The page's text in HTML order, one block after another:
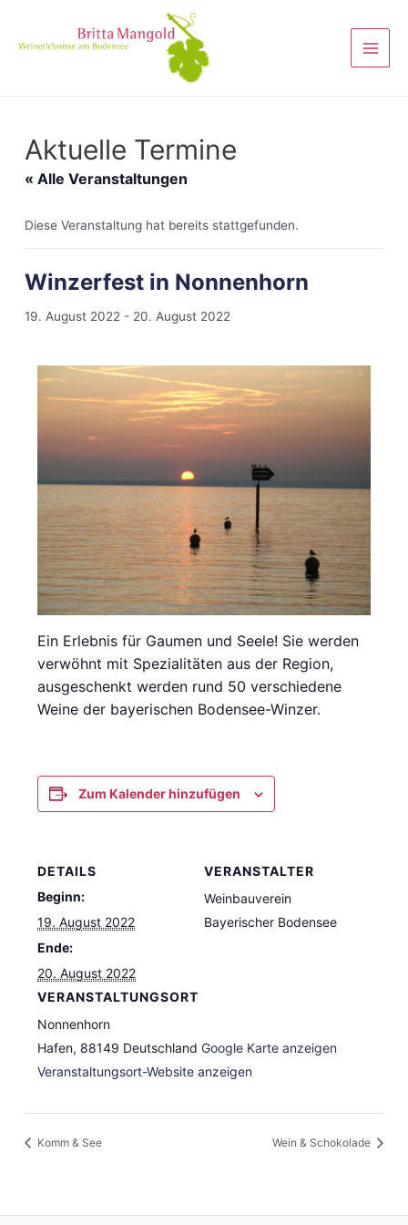
Aktuelle Termine
« Alle Veranstaltungen
Diese Veranstaltung hat bereits stattgefunden.
Winzerfest in Nonnenhorn
19. August 2022 - 20. August 2022
Ein Erlebnis für Gaumen und Seele! Sie werden
verwöhnt mit Spezialitäten aus der Region,
ausgeschenkt werden rund 50 verschiedene
Weine der bayerischen Bodensee-Winzer.
Zum Kalender hinzufügen
DETAILS
Beginn:
19. August 2022
Ende:
20. August 2022
VERANSTALTUNGSORT
Nonnenhorn
Hafen, 88149 Deutschland Google Karte anzeigen
Veranstaltungsort-Website anzeigen
VERANSTALTER
Weinbauverein
Bayerischer Bodensee
Komm & See Wein & Schokolade